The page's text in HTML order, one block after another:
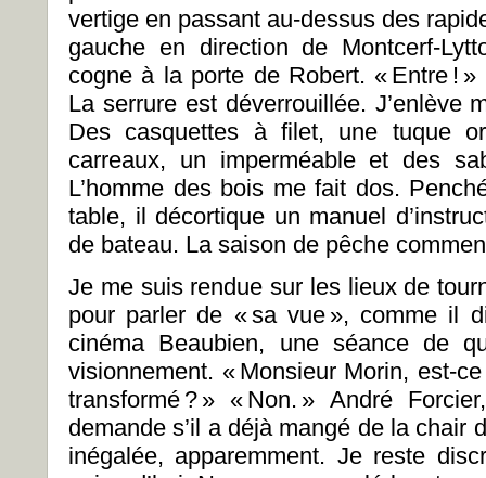
vertige en passant au-dessus des
gauche en direction de Montcerf-
cogne à la porte de Robert. « Entre ! »
La serrure est déverrouillée. J’enlève
Des casquettes à filet, une tuque
carreaux, un imperméable et des
L’homme des bois me fait dos.
table, il décortique un manuel
de bateau. La saison de pêche
Je me suis rendue sur les lieux de
pour parler de « sa vue », comme il
cinéma Beaubien, une séance de
visionnement. « Monsieur Morin, est-
transformé ? » « Non. » André
demande s’il a déjà mangé de la chair
inégalée, apparemment. Je reste